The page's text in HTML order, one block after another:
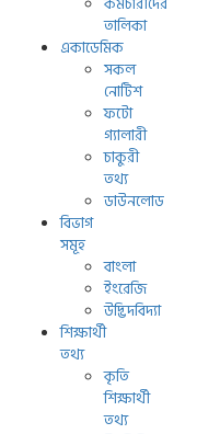
তালিকা
একাডেমিক
সকল
নোটিশ
ফটো
গ্যালারী
চাকুরী
তথ্য
ডাউনলোড
বিভাগ
সমূহ
বাংলা
ইংরেজি
উদ্ভিদবিদ্যা
শিক্ষার্থী
তথ্য
কৃতি
শিক্ষার্থী
তথ্য